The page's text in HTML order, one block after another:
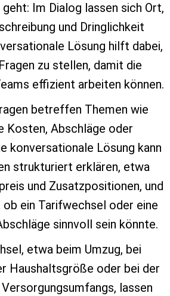
Im Dialog lassen sich Ort,
und Dringlichkeit
Lösung hilft dabei,
zu stellen, damit die
effizient arbeiten können.
betreffen Themen wie
Kosten, Abschläge oder
konversationale Lösung kann
strukturiert erklären, etwa
und Zusatzpositionen, und
ob ein Tarifwechsel oder eine
sinnvoll sein könnte.
etwa beim Umzug, bei
Haushaltsgröße oder bei der
lassen